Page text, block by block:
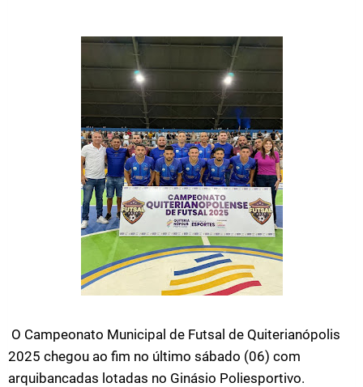
O Campeonato Municipal de Futsal de Quiterianópolis
2025 chegou ao fim no último sábado (06) com
arquibancadas lotadas no Ginásio Poliesportivo.